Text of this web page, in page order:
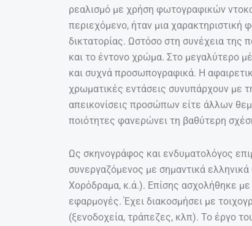
ρεαλισμό με χρήση φωτογραφικών
περιεχόμενο, ήταν μια
δικτατορίας. Ωστόσο στη συνέχεια της
και το έντονο χρώμα. Στο μεγαλύτερο
και συχνά προσωπογραφικά. Η
χρωματικές εντάσεις συνυπάρχουν με
απεικονίσεις προσώπων είτε άλλων
ποιότητες φανερώνει τη βαθύτερη
Ως σκηνογράφος και ενδυματολόγος
συνεργαζόμενος με σημαντικά
Χορόδραμα, κ.ά.). Επίσης ασχολήθηκε με
εφαρμογές. Έχει διακοσμήσει με
(ξενοδοχεία, τράπεζες, κλπ). Το έργο